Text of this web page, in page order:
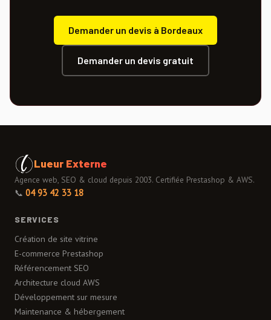
Demander un devis à Bordeaux
Demander un devis gratuit
Lueur Externe
Agence web, SEO & cloud depuis 2003. Certifiée Prestashop & AWS.
📞 04 93 42 33 18
SERVICES
Création de site vitrine
E-commerce Prestashop
Référencement SEO
Architecture cloud AWS
Développement sur mesure
Maintenance & hébergement